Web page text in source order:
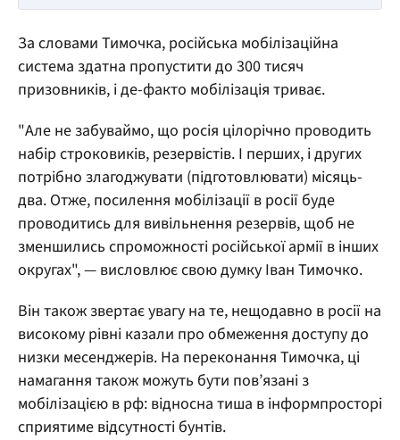
За словами Тимочка, російська мобілізаційна
система здатна пропустити до 300 тисяч
призовників, і де-факто мобілізація триває.
"Але не забуваймо, що росія цілорічно проводить
набір строковиків, резервістів. І перших, і других
потрібно злагоджувати (підготовлювати) місяць-
два. Отже, посилення мобілізації в росії буде
проводитись для вивільнення резервів, щоб не
зменшились спроможності російської армії в інших
округах", — висловлює свою думку Іван Тимочко.
Він також звертає увагу на те, нещодавно в росії на
високому рівні казали про обмеження доступу до
низки месенджерів. На переконання Тимочка, ці
намагання також можуть бути пов’язані з
мобілізацією в рф: відносна тиша в інформпросторі
сприятиме відсутності бунтів.